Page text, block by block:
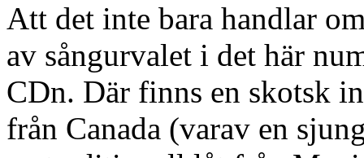
Att det inte bara handlar
av sångurvalet i det här
CDn. Där finns en skotsk
från Canada (varav en